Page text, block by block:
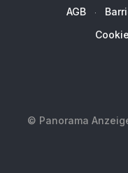
AGB
© Panorama